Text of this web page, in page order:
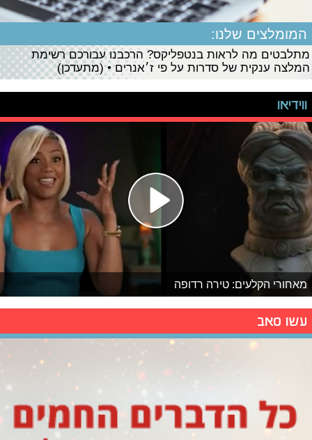
המומלצים שלנו:
מתלבטים מה לראות בנטפליקס? הרכבנו עבורכם רשימת
המלצה ענקית של סדרות על פי ז׳אנרים • (מתעדכן)
ווידיאו
מאחורי הקלעים: טירה רדופה
עשו סאב